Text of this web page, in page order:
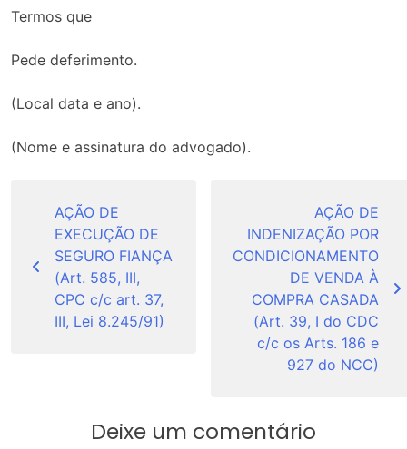
Termos que
Pede deferimento.
(Local data e ano).
(Nome e assinatura do advogado).
Post
AÇÃO DE
EXECUÇÃO DE
SEGURO FIANÇA
(Art. 585, III,
CPC c/c art. 37,
III, Lei 8.245/91)
AÇÃO DE
INDENIZAÇÃO POR
CONDICIONAMENTO
DE VENDA À
COMPRA CASADA
(Art. 39, I do CDC
c/c os Arts. 186 e
927 do NCC)
Deixe um comentário